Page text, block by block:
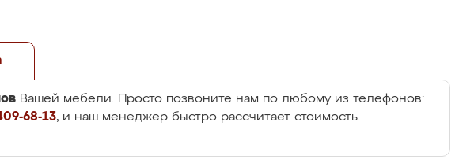
Вашей мебели. Просто позвоните нам по любому из телефонов:
68-13, и наш менеджер быстро рассчитает стоимость.